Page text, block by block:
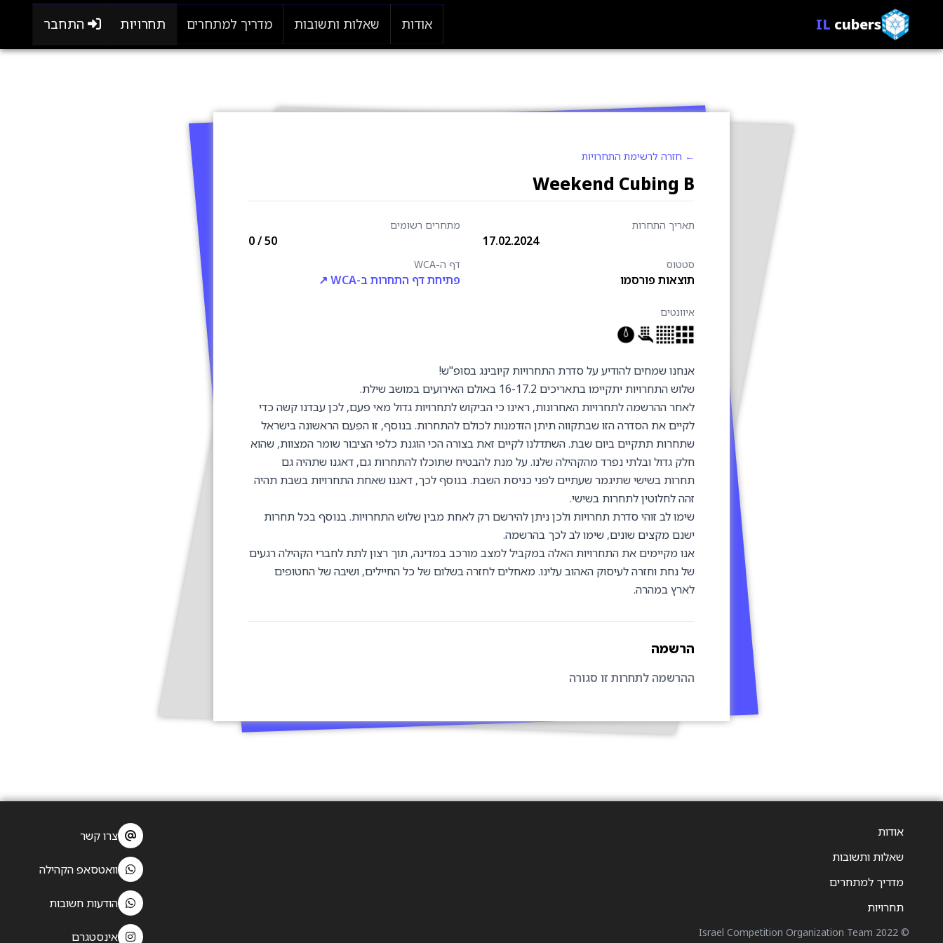
IL cubers אודות שאלות ותשובות מדריך למתחרים תחרויות התחבר
← חזרה לרשימת התחרויות
Weekend Cubing B
תאריך התחרות
17.02.2024
מתחרים רשומים
0/ 50
סטטוס
תוצאות פורסמו
דף ה-WCA
פתיחת דף התחרות ב-WCA ↗
איוונטים
אנחנו שמחים להודיע על סדרת התחרויות קיובינג בסופ''ש!
שלוש התחרויות יתקיימו בתאריכים 16-17.2 באולם האירועים במושב שילת.
לאחר ההרשמה לתחרויות האחרונות, ראינו כי הביקוש לתחרויות גדול מאי פעם, לכן עבדנו קשה כדי
לקיים את הסדרה הזו שבתקווה תיתן הזדמנות לכולם להתחרות. בנוסף, זו הפעם הראשונה בישראל
שתחרות תתקיים ביום שבת. השתדלנו לקיים זאת בצורה הכי הוגנת כלפי הציבור שומר המצוות, שהוא
חלק גדול ובלתי נפרד מהקהילה שלנו. על מנת להבטיח שתוכלו להתחרות גם, דאגנו שתהיה גם
תחרות בשישי שתיגמר שעתיים לפני כניסת השבת. בנוסף לכך, דאגנו שאחת התחרויות בשבת תהיה
זהה לחלוטין לתחרות בשישי.
שימו לב זוהי סדרת תחרויות ולכן ניתן להירשם רק לאחת מבין שלוש התחרויות. בנוסף בכל תחרות
ישנם מקצים שונים, שימו לב לכך בהרשמה.
אנו מקיימים את התחרויות האלה במקביל למצב מורכב במדינה, תוך רצון לתת לחברי הקהילה רגעים
של נחת וחזרה לעיסוק האהוב עלינו. מאחלים לחזרה בשלום של כל החיילים, ושיבה של החטופים
לארץ במהרה.
הרשמה
ההרשמה לתחרות זו סגורה
אודות
שאלות ותשובות
מדריך למתחרים
תחרויות
© 2022 Israel Competition Organization Team
צרו קשר
וואטסאפ הקהילה
הודעות חשובות
אינסטגרם